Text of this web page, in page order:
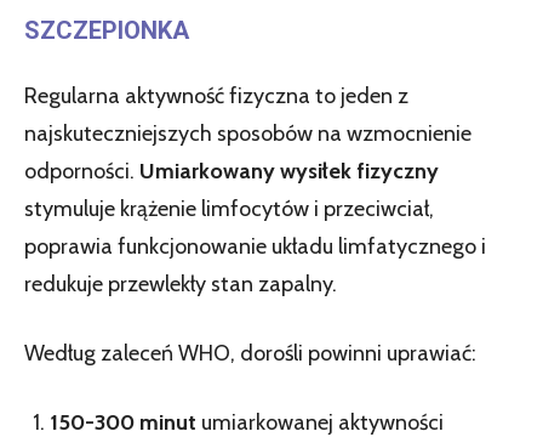
SZCZEPIONKA
Regularna aktywność fizyczna to jeden z
najskuteczniejszych sposobów na wzmocnienie
odporności. Umiarkowany wysiłek fizyczny
stymuluje krążenie limfocytów i przeciwciał,
poprawia funkcjonowanie układu limfatycznego i
redukuje przewlekły stan zapalny.
Według zaleceń WHO, dorośli powinni uprawiać:
150-300 minut umiarkowanej aktywności